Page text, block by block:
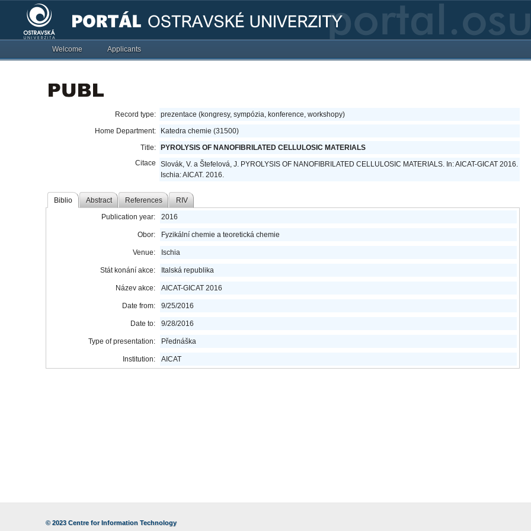
Welcome Applicants
Record type: prezentace (kongresy, sympózia, konference, workshopy)
Home Department:
Katedra chemie (31500)
Title:
PYROLYSIS OF NANOFIBRILATED CELLULOSIC MATERIALS
Citace
Slovák, V. a Štefelová, J. PYROLYSIS OF NANOFIBRILATED CELLULOSIC MATERIALS. In: AICAT-GICAT 2016.
Ischia: AICAT. 2016.
Biblio Abstract References RIV
Publication year: 2016
Obor: Fyzikální chemie a teoretická chemie
Venue: Ischia
Stát konání akce: Italská republika
Název akce: AICAT-GICAT 2016
Date from: 9/25/2016
Date to: 9/28/2016
Type of presentation: Přednáška
Institution: AICAT
© 2023Centre for Information Technology